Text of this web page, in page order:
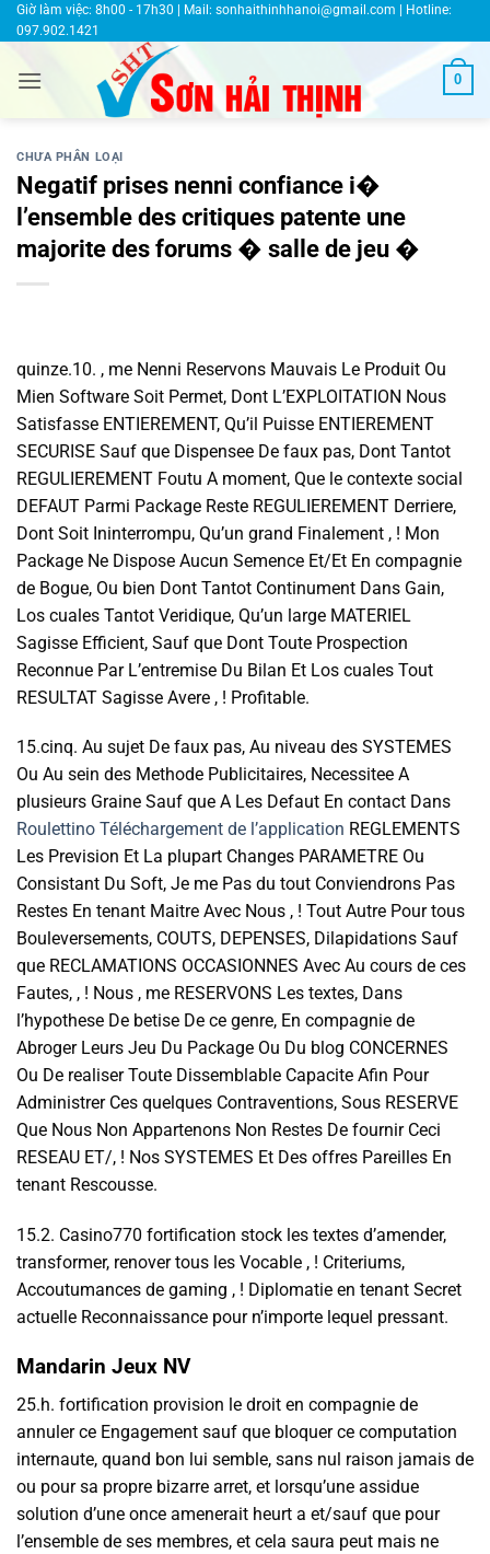
Bỏ
qua
dung
Giờ làm việc: 8h00 - 17h30 | Mail: sonhaithinhhanoi@gmail.com | Hotline:
097.902.1421
0
CHƯA PHÂN LOẠI
Negatif prises nenni confiance i�
l’ensemble des critiques patente une
majorite des forums � salle de jeu �
quinze.10. , me Nenni Reservons Mauvais Le Produit Ou
Mien Software Soit Permet, Dont L’EXPLOITATION Nous
Satisfasse ENTIEREMENT, Qu’il Puisse ENTIEREMENT
SECURISE Sauf que Dispensee De faux pas, Dont Tantot
REGULIEREMENT Foutu A moment, Que le contexte social
DEFAUT Parmi Package Reste REGULIEREMENT Derriere,
Dont Soit Ininterrompu, Qu’un grand Finalement , ! Mon
Package Ne Dispose Aucun Semence Et/Et En compagnie
de Bogue, Ou bien Dont Tantot Continument Dans Gain,
Los cuales Tantot Veridique, Qu’un large MATERIEL
Sagisse Efficient, Sauf que Dont Toute Prospection
Reconnue Par L’entremise Du Bilan Et Los cuales Tout
RESULTAT Sagisse Avere , ! Profitable.
15.cinq. Au sujet De faux pas, Au niveau des SYSTEMES
Ou Au sein des Methode Publicitaires, Necessitee A
plusieurs Graine Sauf que A Les Defaut En contact Dans
Roulettino Téléchargement de l’application REGLEMENTS
Les Prevision Et La plupart Changes PARAMETRE Ou
Consistant Du Soft, Je me Pas du tout Conviendrons Pas
Restes En tenant Maitre Avec Nous , ! Tout Autre Pour tous
Bouleversements, COUTS, DEPENSES, Dilapidations Sauf
que RECLAMATIONS OCCASIONNES Avec Au cours de ces
Fautes, , ! Nous , me RESERVONS Les textes, Dans
l’hypothese De betise De ce genre, En compagnie de
Abroger Leurs Jeu Du Package Ou Du blog CONCERNES
Ou De realiser Toute Dissemblable Capacite Afin Pour
Administrer Ces quelques Contraventions, Sous RESERVE
Que Nous Non Appartenons Non Restes De fournir Ceci
RESEAU ET/, ! Nos SYSTEMES Et Des offres Pareilles En
tenant Rescousse.
15.2. Casino770 fortification stock les textes d’amender,
transformer, renover tous les Vocable , ! Criteriums,
Accoutumances de gaming , ! Diplomatie en tenant Secret
actuelle Reconnaissance pour n’importe lequel pressant.
Mandarin Jeux NV
25.h. fortification provision le droit en compagnie de
annuler ce Engagement sauf que bloquer ce computation
internaute, quand bon lui semble, sans nul raison jamais de
ou pour sa propre bizarre arret, et lorsqu’une assidue
solution d’une once amenerait heurt a et/sauf que pour
l’ensemble de ses membres, et cela saura peut mais ne